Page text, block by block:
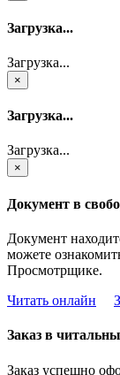
Загрузка...
Загрузка...
×
Загрузка...
Загрузка...
×
Документ в
Документ
можете
Просмотрщике.
Читать онлайн
Заказ в
Заказ успешно